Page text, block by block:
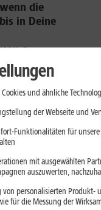
wenn die
in Deine
u. a.
ggf. ein
zu
sicherstellen
bei Bedarf
.
und ähnliche
der Webseite und
Funktionalitäten für
mit ausgewählten
auszuwerten,
personalisierten Produkt-
für die Messung der